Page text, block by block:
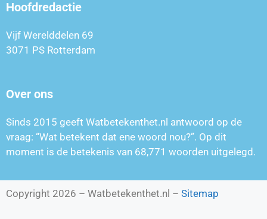
Hoofdredactie
Vijf Werelddelen 69
3071 PS Rotterdam
Over ons
Sinds 2015 geeft Watbetekenthet.nl antwoord op de
vraag: “Wat betekent dat ene woord nou?”. Op dit
moment is de betekenis van 68,771 woorden uitgelegd.
Copyright 2026 – Watbetekenthet.nl – Sitemap